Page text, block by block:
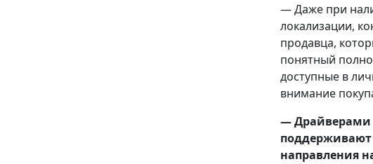
— Даже при
локализации,
продавца,
понятный
доступные в
внимание
— Драйверами
поддерживают
направления